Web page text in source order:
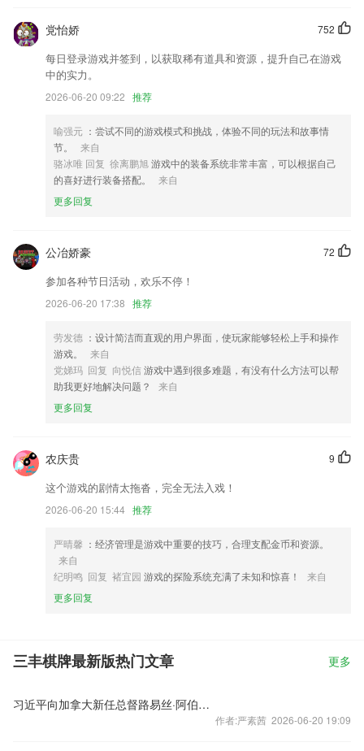
新增若干OpenAPI，可与其他系统无缝对接。
更新部分手机兼容性问题,修复并优化应用
失物招领，乘客预约服务
联系我们
店进行打分评论，说出您的使用经历，以帮助我们更好的对产品进行优化
752
党怡娇
每日登录游戏并签到，以获取稀有道具和资源，提升自己在游戏
中的实力。
2026-06-20 09:22 推荐
喻强元 ：尝试不同的游戏模式和挑战，体验不同的玩法和故事情
节。
来自
骆冰唯 回复 徐离鹏旭游戏中的装备系统非常丰富，可以根据自己
的喜好进行装备搭配。
来自
更多回复
72
公冶娇豪
参加各种节日活动，欢乐不停！
2026-06-20 17:38 推荐
劳发德 ：设计简洁而直观的用户界面，使玩家能够轻松上手和操作
游戏。
来自
党娣玛 回复 向悦信游戏中遇到很多难题，有没有什么方法可以帮
助我更好地解决问题？
来自
更多回复
9
农庆贵
这个游戏的剧情太拖沓，完全无法入戏！
2026-06-20 15:44 推荐
严晴馨 ：经济管理是游戏中重要的技巧，合理支配金币和资源。
来自
纪明鸣 回复 褚宜园 游戏的探险系统充满了未知和惊喜！
来自
更多回复
三丰棋牌最新版热门文章 更多
习近平向加拿大新任总督路易丝·阿伯致贺电
作者:严素茜 2026-06-20 19:09